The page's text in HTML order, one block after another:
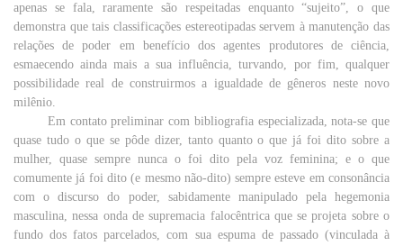
apenas se fala,raramente são respeitadas enquanto“sujeito”, o que
demonstra que tais classificações estereotipadas servem àmanutenção das
relações depoder em benefíciodosagentes produtoresdeciência,
esmaecendoainda mais a sua influência, turvando, por fim,qualquer
possibilidadereal de construirmos a igualdadede gêneros neste novo
milênio.
Em contato preliminar com bibliografiaespecializada, nota-seque
quase tudoo quese pôde dizer, tanto quantooque já foidito sobre a
mulher, quase sempre nunca o foi dito pela voz feminina; e o que
comumente já foi dito(e mesmonão-dito)sempre esteve em consonância
com odiscurso do poder, sabidamentemanipulado pela
hegemonia
masculina, nessa ondadesupremacia falocêntrica queseprojeta sobreo
fundo dosfatos parcelados,com sua espumade passado(vinculada à